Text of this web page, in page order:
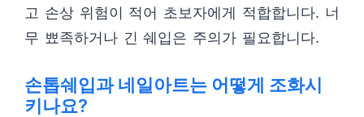
고 손상 위험이 적어 초보자에게 적합합니다. 너
무 뾰족하거나 긴 쉐입은 주의가 필요합니다.
손톱쉐입과 네일아트는 어떻게 조화시
키나요?